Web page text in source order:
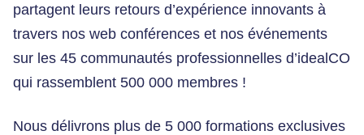
partagent leurs retours d’expérience innovants à
travers nos web conférences et nos événements
sur les 45 communautés professionnelles d’idealCO
qui rassemblent 500 000 membres !
Nous délivrons plus de 5 000 formations exclusives